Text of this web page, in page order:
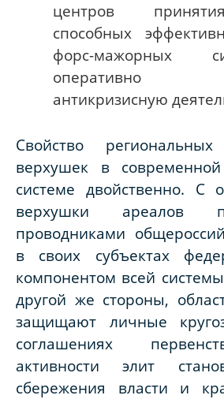
центров
способных
форс-мажорных
оперативно
антикризисную
Свойство региональных
верхушек в современной
системе двойственно. С
верхушки ареалов
проводниками
в своих субъектах
компонентом всей
другой же стороны,
защищают личные
соглашениях
активности элит
сбережения власти и